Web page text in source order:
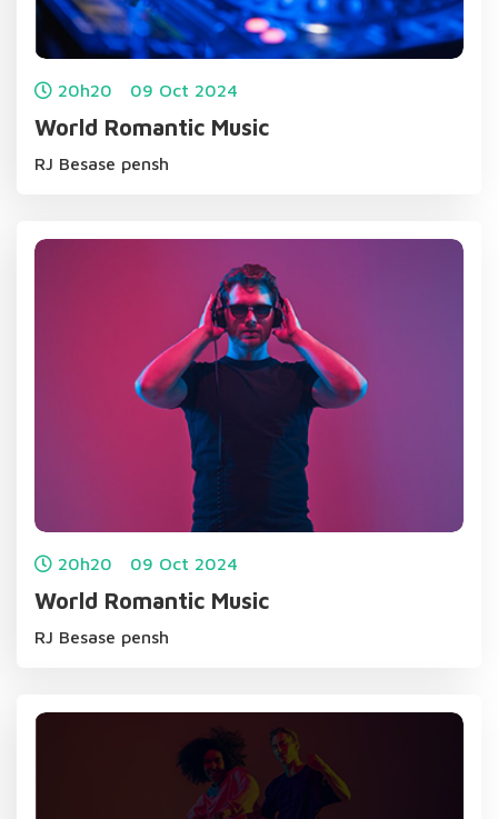
20h20 09 Oct 2024
World Romantic Music
RJ Besase pensh
20h20 09 Oct 2024
World Romantic Music
RJ Besase pensh